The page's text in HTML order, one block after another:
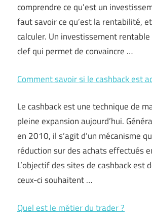
comprendre ce qu’est un
faut savoir ce qu’est la rentabilité,
calculer. Un investissement
clef qui permet de convaincre …
Comment savoir si le cashback est
Le cashback est une technique de
pleine expansion aujourd’hui.
en 2010, il s’agit d’un mécanisme
réduction sur des achats effectués
L’objectif des sites de cashback est
ceux-ci souhaitent …
Quel est le métier du trader ?